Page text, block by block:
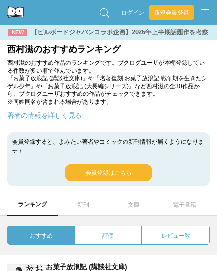
ログイン 新規会員登録
NEW 【ビルボードジャパンコラボ企画】2026年上半期話題作を考察
西村滋のおすすめランキング
西村滋のおすすめ作品のランキングです。ブクログユーザが本棚登録してい
る件数が多い順で並んでいます。
『お菓子放浪記 (講談社文庫)』や『名著復刻 お菓子放浪記 戦争期を生きたシ
ゲル少年』や『お菓子放浪記 (大長編シリーズ)』など西村滋の全30作品か
ら、ブクログユーザおすすめの作品がチェックできます。
※同姓同名が含まれる場合があります。
著者の情報を詳しく見る
会員登録すると、よみたい著者やコミックの新刊情報が届くようになりま
す！
会員登録はこちら
ランキング 新刊 文庫 電子書籍
おすすめ 評価 レビュー数
お菓子放浪記 (講談社文庫)